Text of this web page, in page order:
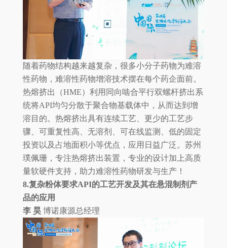
随着药物结构越来越复杂，很多小分子药物为难溶
性药物，难溶性药物增溶技术摆在每个药企面前。
热熔挤出（HME）利用同向啮合平行双螺杆挤出系
统将API均匀分散于聚合物基载体中，从而达到增
溶目的。热熔挤出具有连续工艺、更少的工艺步
骤、可重复性高、无溶剂、可在线监测、低的固定
投资以及占地面积小等优点，应用日益广泛。苏州
璞佩珊，专注热熔挤出装置，专业的设计加上高质
量软硬件支持，助力难溶性药物研发与生产！
8.复杂粉体要求API的工艺开发及其在悬混制剂产
品的应用
李 昊博诺康源总经理